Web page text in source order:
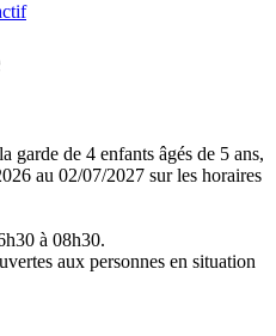
garde de 4 enfants âgés de 5 ans,
au 02/07/2027 sur les horaires
à 08h30.
aux personnes en situation